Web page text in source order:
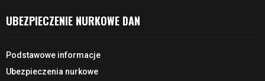
UBEZPIECZENIE NURKOWE DAN
Podstawowe informacje
Ubezpieczenia nurkowe